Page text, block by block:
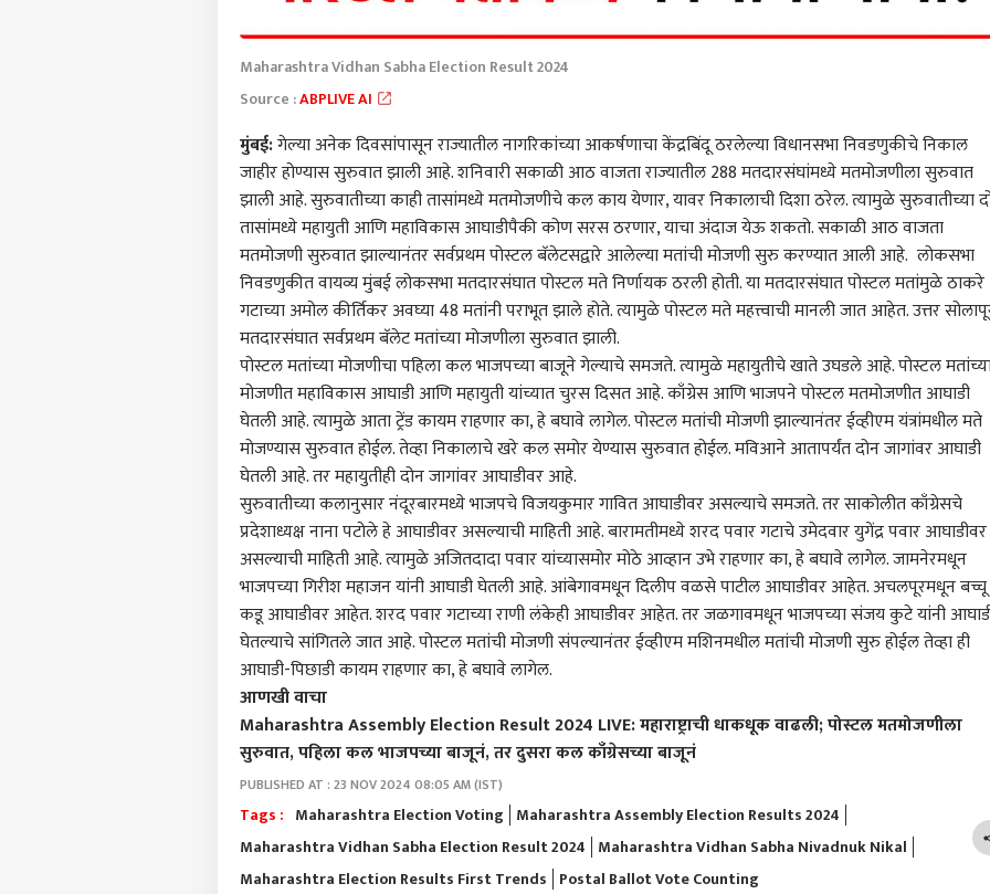
Maharashtra Vidhan Sabha Election Result 2024
Source :ABPLIVE AI
मुंबई:गेल्या अनेक दिवसांपासून राज्यातील नागरिकांच्या आकर्षणाचा केंद्रबिंदू ठरलेल्या विधानसभा निवडणुकीचे निकाल
जाहीर होण्यास सुरुवात झाली आहे. शनिवारी सकाळी आठ वाजता राज्यातील 288 मतदारसंघांमध्ये मतमोजणीला सुरुवात
झाली आहे. सुरुवातीच्या काही तासांमध्ये मतमोजणीचे कल काय येणार, यावर निकालाची दिशा ठरेल. त्यामुळे सुरुवातीच्या
तासांमध्ये महायुती आणि महाविकास आघाडीपैकी कोण सरस ठरणार, याचा अंदाज येऊ शकतो. सकाळी आठ वाजता
मतमोजणी सुरुवात झाल्यानंतर सर्वप्रथम पोस्टल बॅलेटसद्वारे आलेल्या मतांची मोजणी सुरु करण्यात आली आहे. लोकसभा
निवडणुकीत वायव्यमुंबईलोकसभा मतदारसंघात पोस्टल मते निर्णायक ठरली होती. या मतदारसंघात पोस्टल मतांमुळे ठाकरे
गटाच्या अमोल कीर्तिकर अवघ्या 48 मतांनी पराभूत झाले होते. त्यामुळे पोस्टल मते महत्त्वाची मानली जात आहेत. उत्तर
मतदारसंघात सर्वप्रथम बॅलेट मतांच्या मोजणीला सुरुवात झाली.
पोस्टल मतांच्या मोजणीचा पहिला कल भाजपच्या बाजूने गेल्याचे समजते. त्यामुळे महायुतीचे खाते उघडले आहे. पोस्टल
मोजणीत महाविकास आघाडी आणि महायुती यांच्यात चुरस दिसत आहे. काँग्रेस आणि भाजपने पोस्टल मतमोजणीत आघाडी
घेतली आहे. त्यामुळे आता ट्रेंड कायम राहणार का, हे बघावे लागेल. पोस्टल मतांची मोजणी झाल्यानंतर ईव्हीएम यंत्रांमधील मते
मोजण्यास सुरुवात होईल. तेव्हा निकालाचे खरे कल समोर येण्यास सुरुवात होईल. मविआने आतापर्यंत दोन जागांवर आघाडी
घेतली आहे. तर महायुतीही दोन जागांवर आघाडीवर आहे.
सुरुवातीच्या कलानुसार नंदूरबारमध्ये भाजपचे विजयकुमार गावित आघाडीवर असल्याचे समजते. तर साकोलीत काँग्रेसचे
प्रदेशाध्यक्ष नाना पटोले हे आघाडीवर असल्याची माहिती आहे. बारामतीमध्ये शरद पवार गटाचे उमेदवार युगेंद्र पवार आघाडीवर
असल्याची माहिती आहे. त्यामुळे अजितदादा पवार यांच्यासमोर मोठे आव्हान उभे राहणार का, हे बघावे लागेल. जामनेरमधून
भाजपच्या गिरीश महाजन यांनी आघाडी घेतली आहे. आंबेगावमधून दिलीप वळसे पाटील आघाडीवर आहेत. अचलपूरमधून बच्चू
कडू आघाडीवर आहेत. शरद पवार गटाच्या राणी लंकेही आघाडीवर आहेत. तरजळगावमधून भाजपच्या संजय कुटे यांनी
घेतल्याचे सांगितले जात आहे. पोस्टल मतांची मोजणी संपल्यानंतर ईव्हीएम मशिनमधील मतांची मोजणी सुरु होईल तेव्हा ही
आघाडी-पिछाडी कायम राहणार का, हे बघावे लागेल.
आणखी वाचा
Maharashtra Assembly Election Result 2024 LIVE: महाराष्ट्राची धाकधूक वाढली; पोस्टल मतमोजणीला
सुरुवात, पहिला कल भाजपच्या बाजूनं, तर दुसरा कल काँग्रेसच्या बाजूनं
PUBLISHED AT : 23 NOV 2024 08:05 AM (IST)
Tags : Maharashtra Election Voting Maharashtra Assembly Election Results 2024
Maharashtra Vidhan Sabha Election Result 2024 Maharashtra Vidhan Sabha Nivadnuk Nikal
Maharashtra Election Results First Trends Postal Ballot Vote Counting
हॅलो गेस्ट
आमच्यासोबत जाहिरात करा
प्रायव्हसी पॉलिसी
संपर्क साधा
करिअर
फीडबॅक
आमच्याबद्दल
LOGIN
पर्सनल कॉर्नर
टॉप आर्टिकल
राजकारण
एकनाथ शिंदे अचानक दरे
गावातून मुंबईकडे रवाना,
दौरा आटोपल्याची सूत्रांची
माहिती
राजकारण
मेटावर दबाव, मेटाने असली
बदमाशी करत मोदींसमोर
गुडघे टेकवू नयेत;
राजकारण
सेशन सुरू, म्हणाले, तुम्ही मला
निवडणूक आयोगानं केलेली
चूक उजेडात आणली, अनिल
देसाई यांनी सुनावणीत काय
निवडणूक आयोगाने शिंदे
गटाला पक्षाचे नाव आणि चिन्ह
दिले त्यामुळे विधिमंडळ
एकनाथ शिंदेंकडून त्या
बैठकीत सेनेच्या घटनेत बदल,
जे